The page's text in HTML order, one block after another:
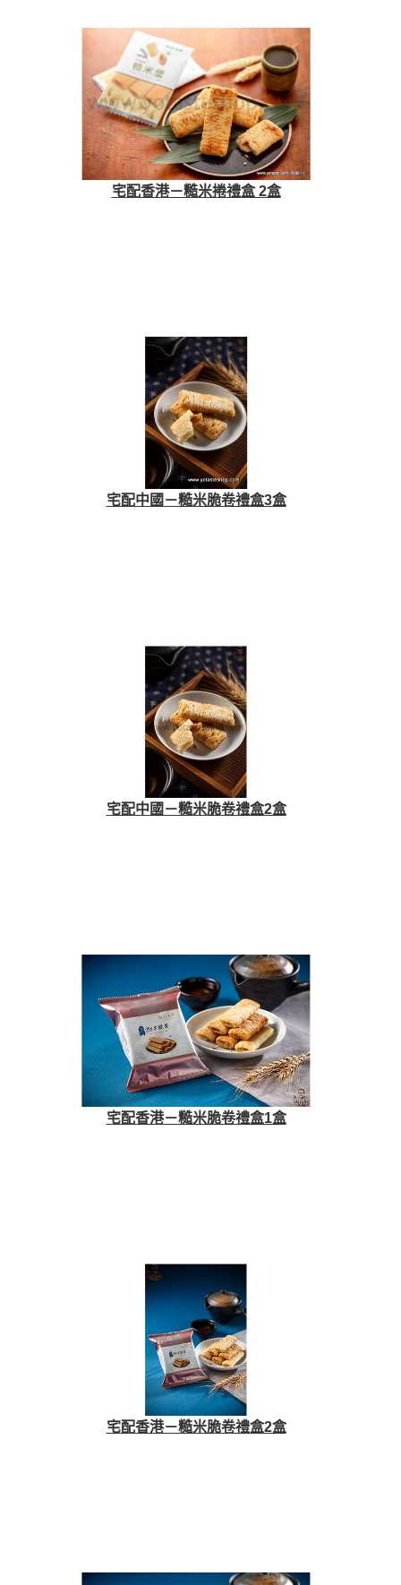
宅配香港－糙米捲禮盒 2盒
宅配中國－糙米脆卷禮盒3盒
宅配中國－糙米脆卷禮盒2盒
宅配香港－糙米脆卷禮盒1盒
宅配香港－糙米脆卷禮盒2盒